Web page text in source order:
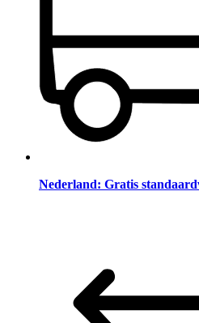
Nederland: Gratis